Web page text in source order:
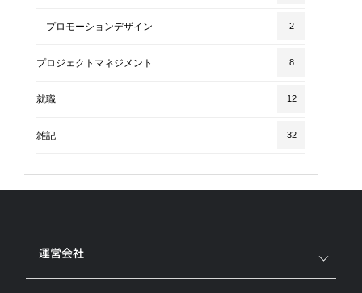
プロモーションデザイン 2
プロジェクトマネジメント 8
就職 12
雑記 32
運営会社